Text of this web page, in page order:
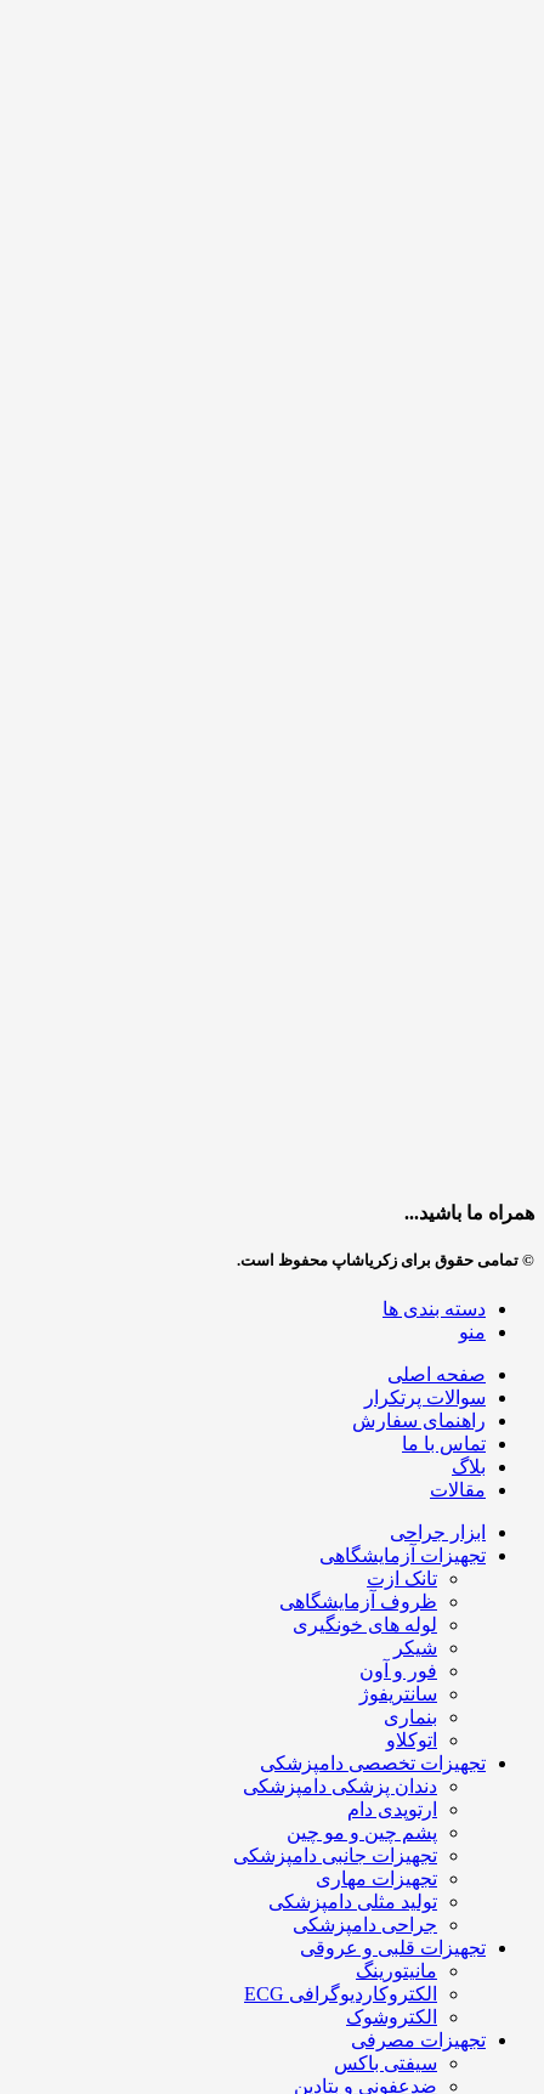
همراه ما باشید...
© تمامی حقوق برای زکریاشاپ محفوظ است.
دسته بندی ها
منو
صفحه اصلی
سوالات پرتکرار
راهنمای سفارش
تماس با ما
بلاگ
مقالات
ابزار جراحی
تجهیزات آزمایشگاهی
تانک ازت
ظروف آزمایشگاهی
لوله های خونگیری
شیکر
فور و آون
سانتریفوژ
بنماری
اتوکلاو
تجهیزات تخصصی دامپزشکی
دندان پزشکی دامپزشکی
ارتوپدی دام
پشم چین و مو چین
تجهیزات جانبی دامپزشکی
تجهیزات مهاری
تولید مثلی دامپزشکی
جراحی دامپزشکی
تجهیزات قلبی و عروقی
مانیتورینگ
الکتروکاردیوگرافی ECG
الکتروشوک
تجهیزات مصرفی
سیفتی باکس
ضدعفونی و بتادین